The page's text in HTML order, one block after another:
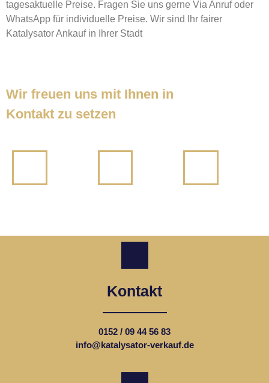
tagesaktuelle Preise. Fragen Sie uns gerne Via Anruf oder
WhatsApp für individuelle Preise. Wir sind Ihr fairer
Katalysator Ankauf in Ihrer Stadt
Wir freuen uns mit Ihnen in
Kontakt zu setzen
Kontakt
0152 / 09 44 56 83
info@katalysator-verkauf.de